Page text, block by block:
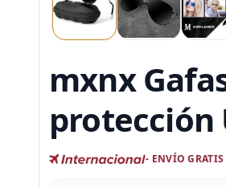
mxnx
protección
- ENVÍO GRATIS